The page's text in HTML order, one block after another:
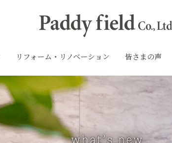
リフォーム・リノベーション 皆さまの声